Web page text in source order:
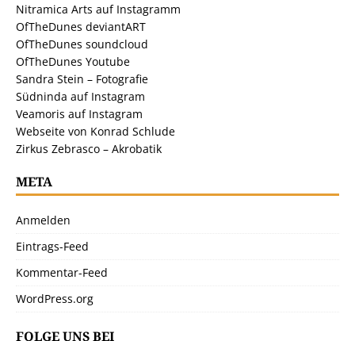
Nitramica Arts auf Instagramm
OfTheDunes deviantART
OfTheDunes soundcloud
OfTheDunes Youtube
Sandra Stein – Fotografie
Südninda auf Instagram
Veamoris auf Instagram
Webseite von Konrad Schlude
Zirkus Zebrasco – Akrobatik
META
Anmelden
Eintrags-Feed
Kommentar-Feed
WordPress.org
FOLGE UNS BEI